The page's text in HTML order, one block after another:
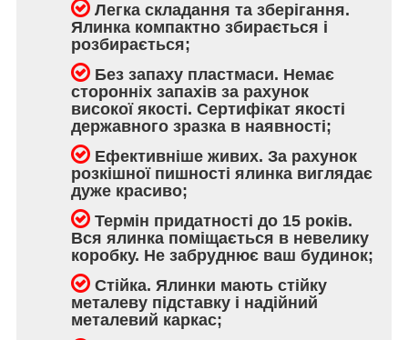
Легка складання та зберігання.
Ялинка компактно збирається і
розбирається;
Без запаху пластмаси. Немає
сторонніх запахів за рахунок
високої якості. Сертифікат якості
державного зразка в наявності;
Ефективніше живих. За рахунок
розкішної пишності ялинка виглядає
дуже красиво;
Термін придатності до 15 років.
Вся ялинка поміщається в невелику
коробку. Не забруднює ваш будинок;
Стійка. Ялинки мають стійку
металеву підставку і надійний
металевий каркас;